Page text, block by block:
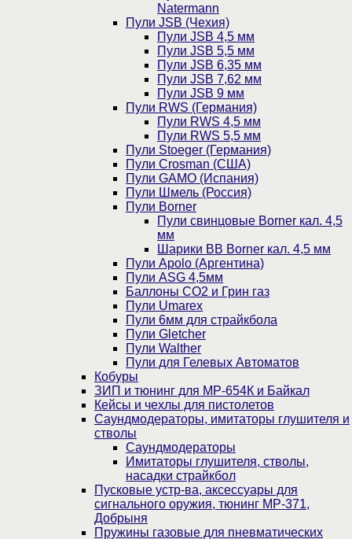
Natermann
Пули JSB (Чехия)
Пули JSB 4,5 мм
Пули JSB 5,5 мм
Пули JSB 6,35 мм
Пули JSB 7,62 мм
Пули JSB 9 мм
Пули RWS (Германия)
Пули RWS 4,5 мм
Пули RWS 5,5 мм
Пули Stoeger (Германия)
Пули Crosman (США)
Пули GAMO (Испания)
Пули Шмель (Россия)
Пули Borner
Пули свинцовые Borner кал. 4,5
мм
Шарики BB Borner кал. 4,5 мм
Пули Apolo (Аргентина)
Пули ASG 4,5мм
Баллоны CO2 и Грин газ
Пули Umarex
Пули 6мм для страйкбола
Пули Gletcher
Пули Walther
Пули для Гелевых Автоматов
Кобуры
ЗИП и тюнинг для МР-654К и Байкал
Кейсы и чехлы для пистолетов
Саундмодераторы, имитаторы глушителя и
стволы
Саундмодераторы
Имитаторы глушителя, стволы,
насадки страйкбол
Пусковые устр-ва, аксессуары для
сигнального оружия, тюнинг МР-371,
Добрыня
Пружины газовые для пневматических